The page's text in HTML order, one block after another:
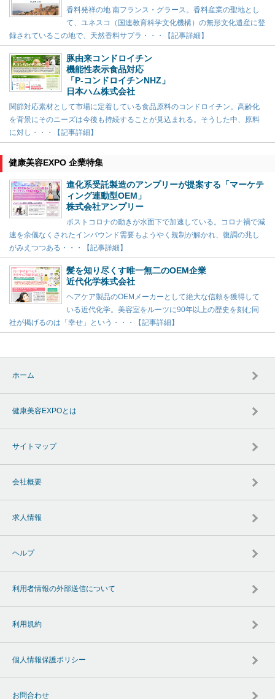
香料発祥の地 南フランス・グラース。香料産業の聖地とし
て、ユネスコ（国連教育科学文化機構）の無形文化遺産に登
録されているこの地で、天然香料サプラ・・・【記事詳細】
豚由来コンドロイチン
機能性表示食品対応
「P-コンドロイチンNHZ」
日本ハム株式会社
関節対応素材として市場に定着している食品原料のコンドロイチン。高齢化
を背景にそのニーズは今後も持続することが見込まれる。そうした中、原料
に対し・・・【記事詳細】
健康美容EXPO 企業特集
進化系受託製造のアンプリーが提案する「マーケテ
ィング連動型OEM」
株式会社アンプリー
ポストコロナの動きが水面下で加速している。コロナ禍で減
速を余儀なくされたインバウンド需要もようやく規制が解かれ、復調の兆し
がみえつつある・・・【記事詳細】
髪を知り尽くす唯一無二のOEM企業
近代化学株式会社
ヘアケア製品のOEMメーカーとして絶大な信頼を獲得して
いる近代化学。美容室をルーツに90年以上の歴史を刻む同
社が掲げるのは「幸せ」という・・・【記事詳細】
ホーム
健康美容EXPOとは
サイトマップ
会社概要
求人情報
ヘルプ
利用者情報の外部送信について
利用規約
個人情報保護ポリシー
お問合わせ